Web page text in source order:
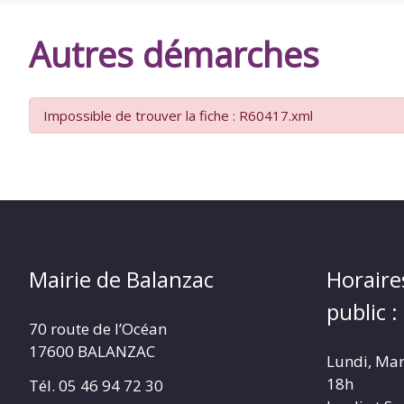
Autres démarches
Impossible de trouver la fiche : R60417.xml
Mairie de Balanzac
70 route de l’Océan
17600 BALANZAC
Tél. 05 46 94 72 30
public :
Lundi,
18h